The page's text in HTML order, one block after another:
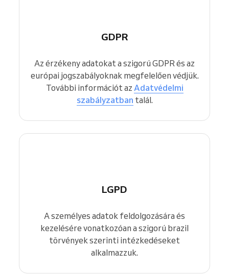
GDPR
Az érzékeny adatokat a szigorú GDPR és az
európai jogszabályoknak megfelelően védjük.
További információt az Adatvédelmi
szabályzatban talál.
LGPD
A személyes adatok feldolgozására és
kezelésére vonatkozóan a szigorú brazil
törvények szerinti intézkedéseket
alkalmazzuk.